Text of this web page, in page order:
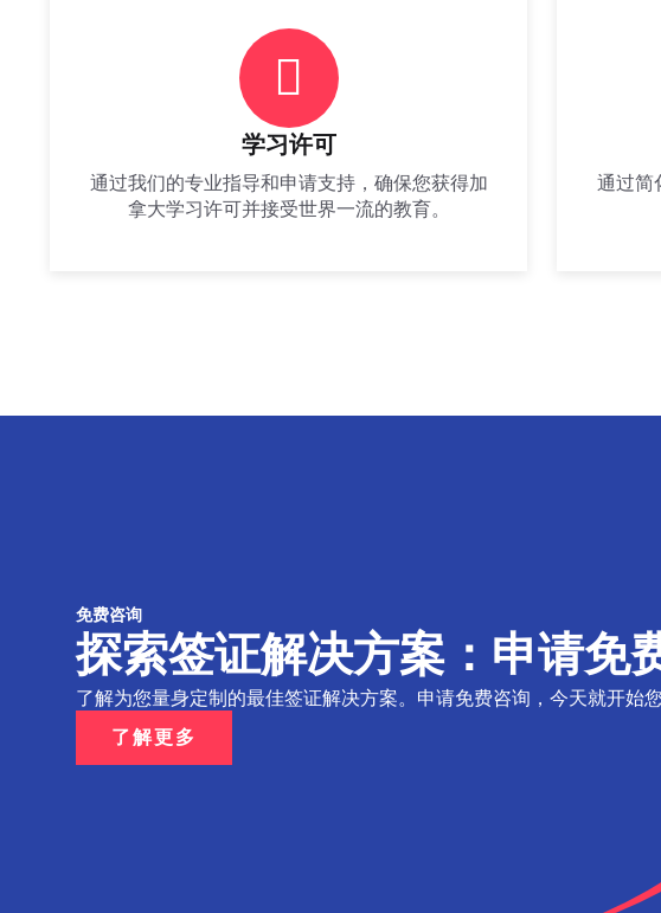
学习许可
通过我们的专业指导和申请支持，确保您获得加
拿大学习许可并接受世界一流的教育。
通过简
免费咨询
探索签证解决方案：申请免
了解为您量身定制的最佳签证解决方案。申请免费咨询，今天就开始
了解更多